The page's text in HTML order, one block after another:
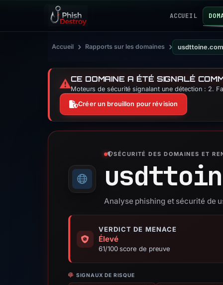
ACCUEIL
Accueil › Rapports sur les domaines › usdttoine.com
⚠️CE DOMAINE A ÉTÉ SIGNALÉ
Moteurs de sécurité signalant une détection : 2.
Créer un brouillon pour révision
SÉCURITÉ DES DOMAINES ET
Analyse phishing et sécurité de
VERDICT DE MENACE
Élevé
61/100 score de preuve
SIGNAUX DE RISQUE